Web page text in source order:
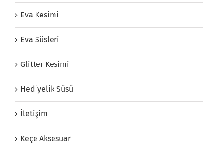
Eva Kesimi
Eva Süsleri
Glitter Kesimi
Hediyelik Süsü
İletişim
Keçe Aksesuar